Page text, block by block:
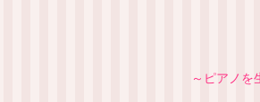
～ピアノを